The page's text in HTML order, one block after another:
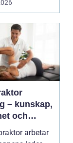
– kunskap,
och
som
arbetar